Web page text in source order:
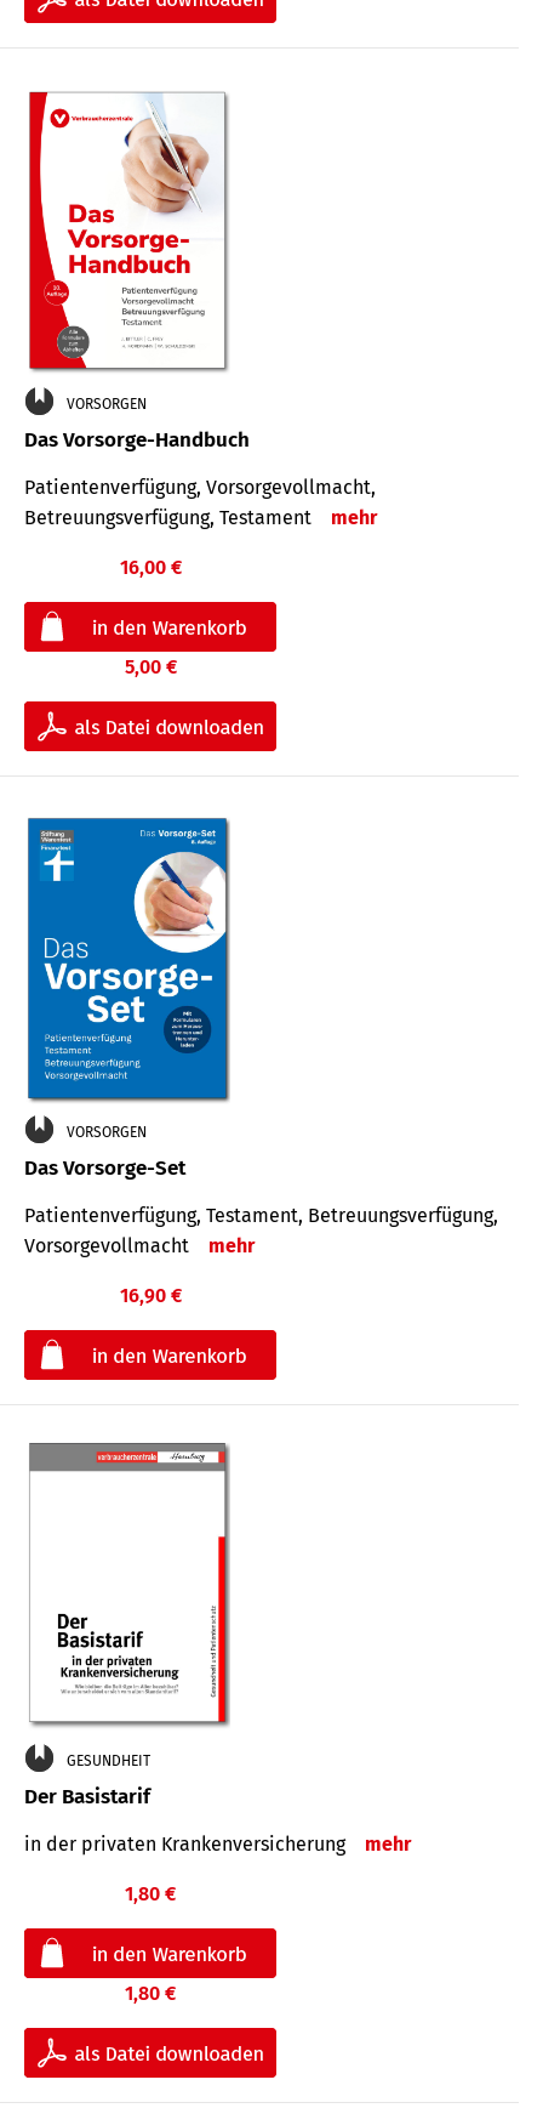
VORSORGEN
Das Vorsorge-Handbuch
Patientenverfügung, Vorsorgevollmacht,
Betreuungsverfügung, Testament
mehr
16,00 €
5,00 €
VORSORGEN
Das Vorsorge-Set
Patienten­ver­fügung, Testa­ment, Be­treuungs­verfü­gung,
Vor­sorge­voll­macht
mehr
16,90 €
GESUNDHEIT
Der Basistarif
in der privaten Kran­ken­ver­siche­rung mehr
1,80 €
1,80 €